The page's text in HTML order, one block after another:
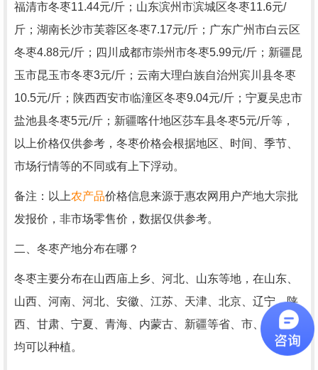
福清市冬枣11.44元/斤；山东滨州市滨城区冬枣11.6元/
斤；湖南长沙市芙蓉区冬枣7.17元/斤；广东广州市白云区
冬枣4.88元/斤；四川成都市崇州市冬枣5.99元/斤；新疆昆
玉市昆玉市冬枣3元/斤；云南大理白族自治州宾川县冬枣
10.5元/斤；陕西西安市临潼区冬枣9.04元/斤；宁夏吴忠市
盐池县冬枣5元/斤；新疆喀什地区莎车县冬枣5元/斤等，
以上价格仅供参考，冬枣价格会根据地区、时间、季节、
市场行情等的不同或有上下浮动。
备注：以上农产品价格信息来源于惠农网用户产地大宗批
发报价，非市场零售价，数据仅供参考。
二、冬枣产地分布在哪？
冬枣主要分布在山西庙上乡、河北、山东等地，在山东、
山西、河南、河北、安徽、江苏、天津、北京、辽宁、陕
西、甘肃、宁夏、青海、内蒙古、新疆等省、市、自治区
均可以种植。